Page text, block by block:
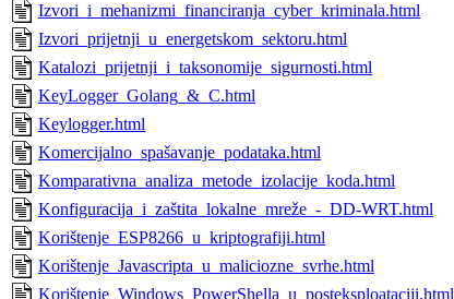
Izvori_i_mehanizmi_financiranja_cyber_kriminala.html
Izvori_prijetnji_u_energetskom_sektoru.html
Katalozi_prijetnji_i_taksonomije_sigurnosti.html
KeyLogger_Golang_&_C.html
Keylogger.html
Komercijalno_spašavanje_podataka.html
Komparativna_analiza_metode_izolacije_koda.html
Konfiguracija_i_zaštita_lokalne_mreže_-_DD-WRT.html
Korištenje_ESP8266_u_kriptografiji.html
Korištenje_Javascripta_u_maliciozne_svrhe.html
Korištenje_Windows_PowerShella_u_posteksploataciji.html